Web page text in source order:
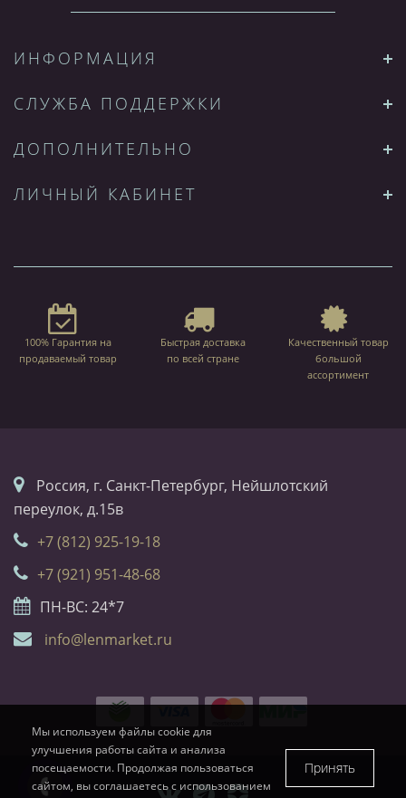
ИНФОРМАЦИЯ
СЛУЖБА ПОДДЕРЖКИ
ДОПОЛНИТЕЛЬНО
ЛИЧНЫЙ КАБИНЕТ
100% Гарантия на
продаваемый товар
Быстрая доставка
по всей стране
Качественный товар
большой
ассортимент
Россия, г. Санкт-Петербург, Нейшлотский
переулок, д.15в
+7 (812) 925-19-18
+7 (921) 951-48-68
ПН-ВС: 24*7
info@lenmarket.ru
Мы используем файлы cookie для
улучшения работы сайта и анализа
посещаемости. Продолжая пользоваться
сайтом, вы соглашаетесь с использованием
Принять